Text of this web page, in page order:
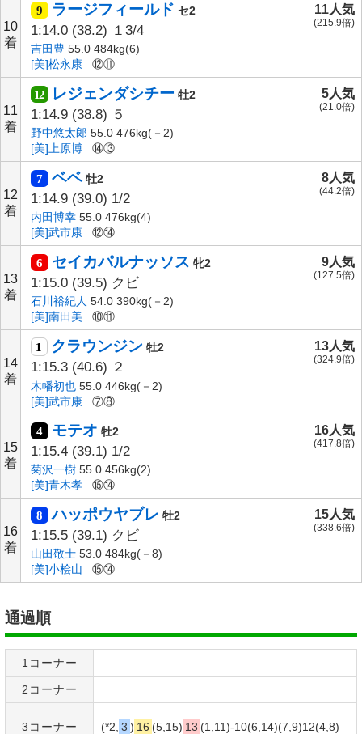
10
着
9 ラージフィールド セ2
1:14.0 (38.2) １3/4
吉田豊 55.0 484kg(6)
[美]松永康
⑫⑪
11人気
(215.9倍)
11
着
12 レジェンダシチー 牡2
1:14.9 (38.8) ５
野中悠太郎 55.0 476kg(－2)
[美]上原博
⑭⑬
5人気
(21.0倍)
12
着
7 ベベ 牡2
1:14.9 (39.0) 1/2
内田博幸 55.0 476kg(4)
[美]武市康
⑫⑭
8人気
(44.2倍)
13
着
6 セイカパルナッソス 牝2
1:15.0 (39.5) クビ
石川裕紀人 54.0 390kg(－2)
[美]南田美
⑩⑪
9人気
(127.5倍)
14
着
1 クラウンジン 牡2
1:15.3 (40.6) ２
木幡初也 55.0 446kg(－2)
[美]武市康
⑦⑧
13人気
(324.9倍)
15
着
4 モテオ 牡2
1:15.4 (39.1) 1/2
菊沢一樹 55.0 456kg(2)
[美]青木孝
⑮⑭
16人気
(417.8倍)
16
着
8 ハッポウヤブレ 牡2
1:15.5 (39.1) クビ
山田敬士 53.0 484kg(－8)
[美]小桧山
⑮⑭
15人気
(338.6倍)
通過順
1コーナー
2コーナー
3コーナー (*2, 3 ) 16 (5,15) 13 (1,11)-10(6,14)(7,9)12(4,8)